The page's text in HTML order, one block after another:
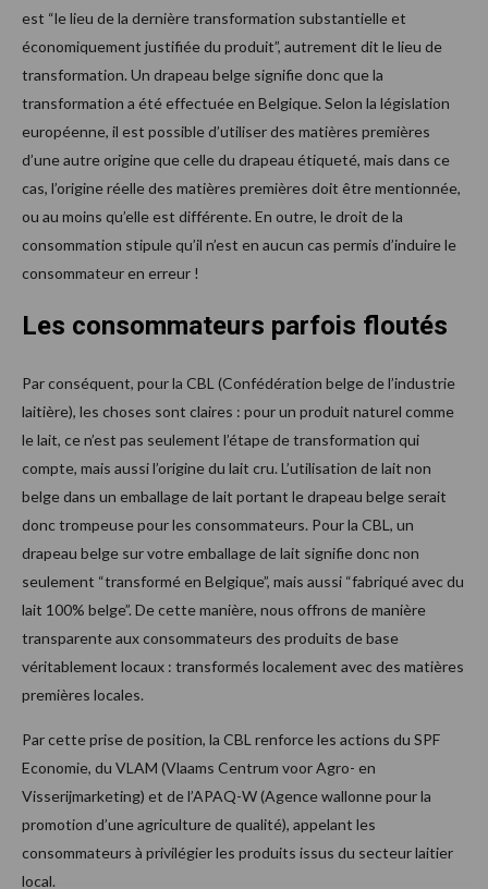
est “le lieu de la dernière transformation substantielle et
économiquement justifiée du produit”, autrement dit le lieu de
transformation. Un drapeau belge signifie donc que la
transformation a été effectuée en Belgique. Selon la législation
européenne, il est possible d’utiliser des matières premières
d’une autre origine que celle du drapeau étiqueté, mais dans ce
cas, l’origine réelle des matières premières doit être mentionnée,
ou au moins qu’elle est différente. En outre, le droit de la
consommation stipule qu’il n’est en aucun cas permis d’induire le
consommateur en erreur !
Les consommateurs parfois floutés
Par conséquent, pour la CBL (Confédération belge de l’industrie
laitière), les choses sont claires : pour un produit naturel comme
le lait, ce n’est pas seulement l’étape de transformation qui
compte, mais aussi l’origine du lait cru. L’utilisation de lait non
belge dans un emballage de lait portant le drapeau belge serait
donc trompeuse pour les consommateurs. Pour la CBL, un
drapeau belge sur votre emballage de lait signifie donc non
seulement “transformé en Belgique”, mais aussi “fabriqué avec du
lait 100% belge”. De cette manière, nous offrons de manière
transparente aux consommateurs des produits de base
véritablement locaux : transformés localement avec des matières
premières locales.
Par cette prise de position, la CBL renforce les actions du SPF
Economie, du VLAM (Vlaams Centrum voor Agro- en
Visserijmarketing) et de l’APAQ-W (Agence wallonne pour la
promotion d’une agriculture de qualité), appelant les
consommateurs à privilégier les produits issus du secteur laitier
local.